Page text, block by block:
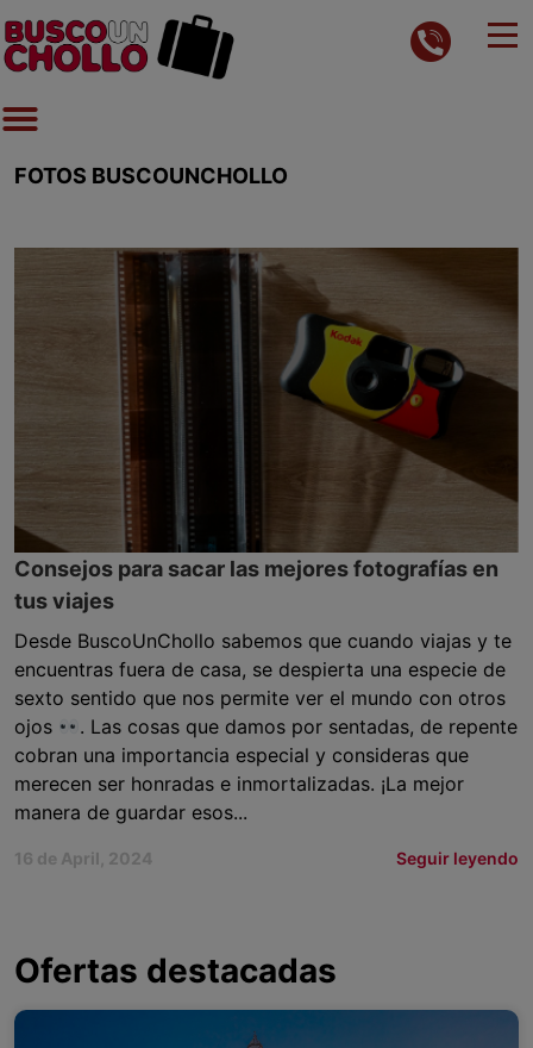
FOTOS BUSCOUNCHOLLO
Consejos para sacar las mejores fotografías en
tus viajes
Desde BuscoUnChollo sabemos que cuando viajas y te
encuentras fuera de casa, se despierta una especie de
sexto sentido que nos permite ver el mundo con otros
ojos
. Las cosas que damos por sentadas, de repente
cobran una importancia especial y consideras que
merecen ser honradas e inmortalizadas. ¡La mejor
manera de guardar esos...
16 de April, 2024 Seguir leyendo
Ofertas destacadas